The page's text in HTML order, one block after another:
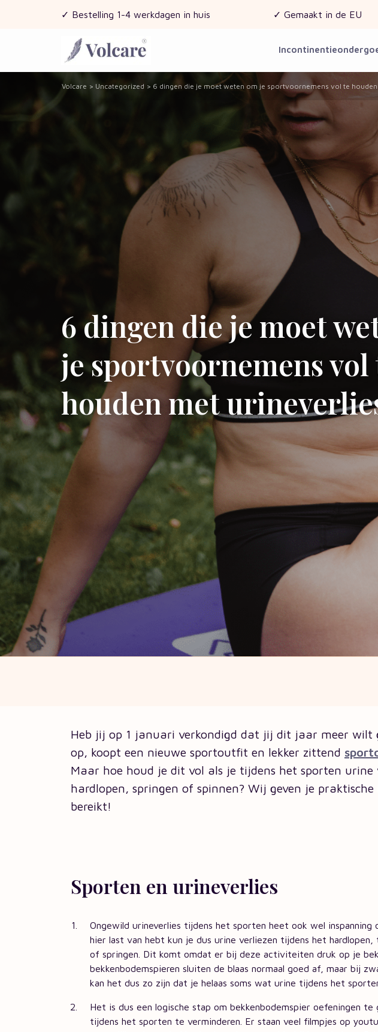
✓ Bestelling 1-4 werkdagen in huis ✓ Gemaakt in de EU
Volcare > Uncategorized > 6 dingen die je moet weten om je sportvoornemens vol te
6 dingen die je moet
je sportvoornemens vol
houden met
Heb jij op 1 januari verkondigd dat jij dit jaar meer wilt
op, koopt een nieuwe sportoutfit en lekker zittend
Maar hoe houd je dit vol als je tijdens het sporten
hardlopen, springen of spinnen? Wij geven je
bereikt!
Sporten en urineverlies
Ongewild urineverlies tijdens het sporten heet ook wel inspanning
hier last van hebt kun je dus urine verliezen tijdens het hardlopen,
of springen. Dit komt omdat er bij deze activiteiten druk op je
bekkenbodemspieren sluiten de blaas normaal goed af, maar bij
kan het dus zo zijn dat je helaas soms wat urine tijdens het
Het is dus een logische stap om bekkenbodemspier oefeningen te
tijdens het sporten te verminderen. Er staan veel filmpjes op